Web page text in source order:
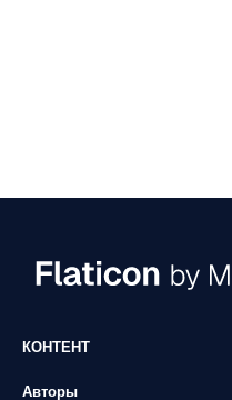
КОНТЕНТ
Авторы